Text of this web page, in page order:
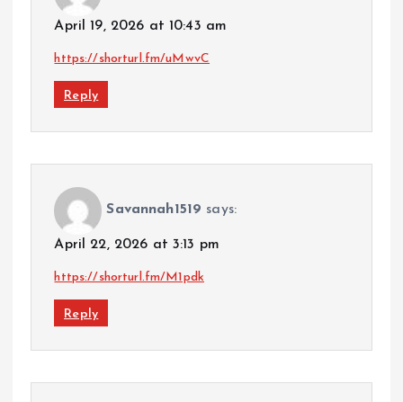
April 19, 2026 at 10:43 am
https://shorturl.fm/uMwvC
Reply
Savannah1519 says:
April 22, 2026 at 3:13 pm
https://shorturl.fm/M1pdk
Reply